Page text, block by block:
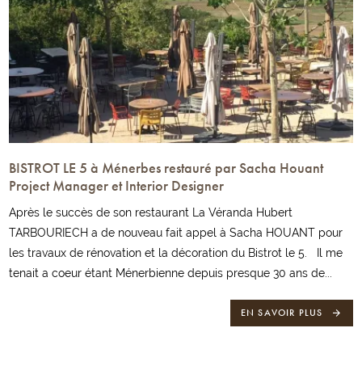
BISTROT LE 5 à Ménerbes restauré par Sacha Houant
Project Manager et Interior Designer
Après le succès de son restaurant La Véranda Hubert
TARBOURIECH a de nouveau fait appel à Sacha HOUANT pour
les travaux de rénovation et la décoration du Bistrot le 5. Il me
tenait a coeur étant Ménerbienne depuis presque 30 ans de...
EN SAVOIR PLUS